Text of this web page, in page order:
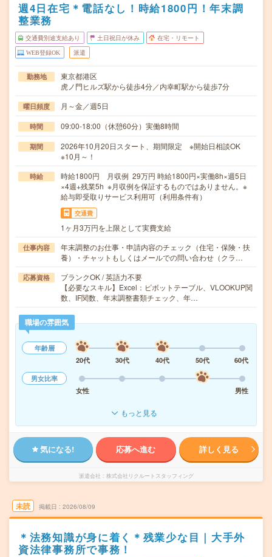
週4日在宅＊電話なし！時給1800円！年末調
整業務
交通費別途支給あり 土日祝日が休み 在宅・リモート
WEB登録OK 派遣
勤務地
東京都港区
虎ノ門ヒルズ駅から徒歩4分／内幸町駅から徒歩7分
曜日頻度 月～金／週5日
時間 09:00-18:00（休憩60分）実働8時間
期間
2026年10月20日スタート、期間限定 ※開始日相談OK
※10月～！
時給
時給1800円 月収例 29万円 時給1800円×実働8h×週5日
×4週+残業5h ※月収例を保証するものではありません。※
給与即受取りサービス利用可（利用条件有）
交通費
1ヶ月3万円を上限として実費支給
仕事内容
年末調整のお仕事・申請内容のチェック（住宅・保険・扶
養）・チャットもしくはメールでの問い合わせ（クラ…
応募資格
ブランクOK / 英語力不要
【必要なスキル】Excel：ピボットテーブル、VLOOKUP関
数、IF関数、年末調整書類チェック、年…
職場の雰囲気
年齢層
20代
30代 40代 50代
60代
男女比率
女性
男性
もっと見る
気になる! 応募へ進む 詳しく見る
派遣会社 株式会社リクルートスタッフィング
未読 掲載日 2026/08/09
＊法務知識が身に着く＊残業少な目｜大手外
資法律事務所で事務！